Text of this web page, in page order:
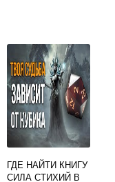
ГДЕ НАЙТИ КНИГУ
СИЛА СТИХИЙ В